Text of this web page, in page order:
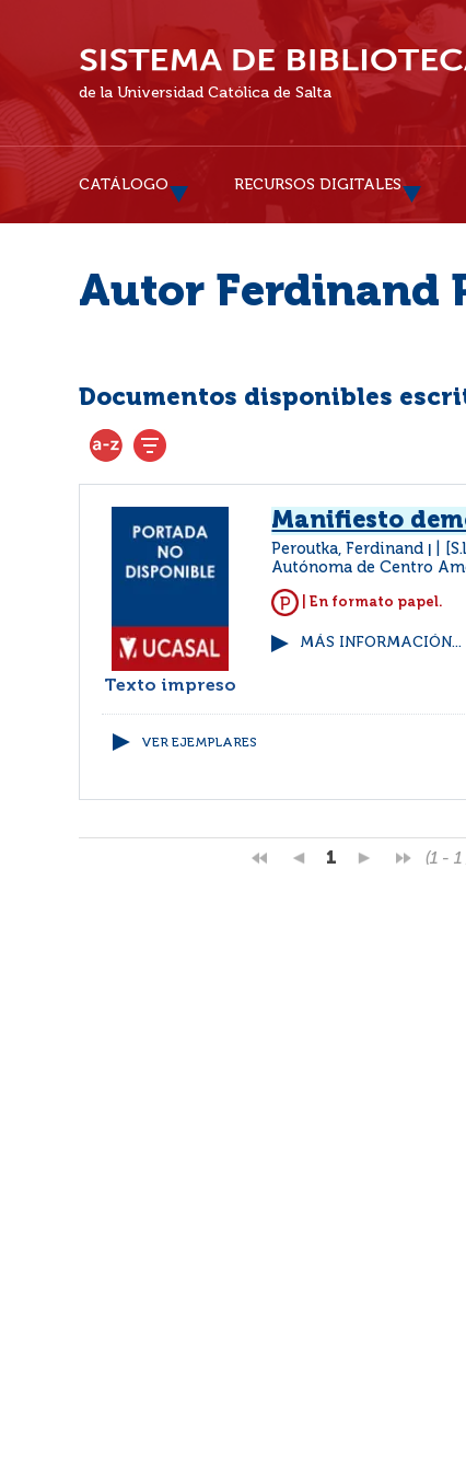
de la Universidad Católica de Salta
CATÁLOGO RECURSOS DIGITALES
Autor Ferdinand
Documentos disponibles
Texto impreso
Manifiesto
Peroutka, Ferdinand
Autónoma de Centro
| En formato papel.
MÁS INFORMACIÓN...
VER EJEMPLARES
1 (1 - 1